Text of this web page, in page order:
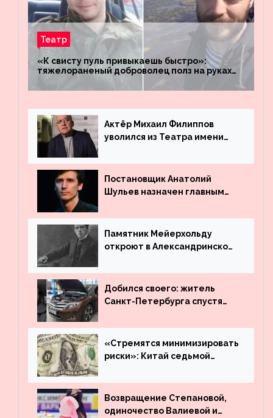
Театр
«К свисту пуль привыкаешь быстро»:
тяжелораненый доброволец полз на руках
четыре километра через заминированное
поле
Актёр Михаил Филиппов
уволился из Театра имени
Постановщик Анатолий
Шульев назначен главным
Вахтангова
Памятник Мейерхольду
откроют в Александринском
Добился своего: житель
Санкт-Петербурга спустя
угнанную в Казахстан
машину
«Стремятся минимизировать
риски»: Китай седьмой
деньги из американского
госдолга
Возвращение Степановой,
одиночество Валиевой и